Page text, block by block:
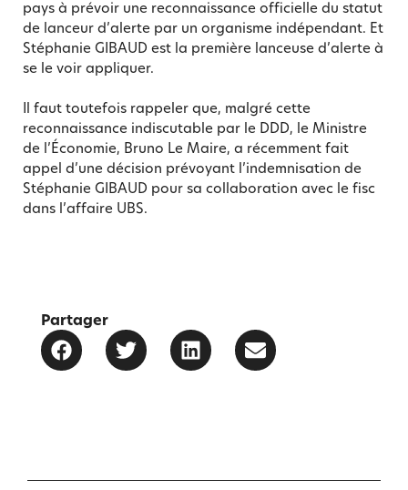
pays à prévoir une reconnaissance officielle du statut
de lanceur d’alerte par un organisme indépendant. Et
Stéphanie GIBAUD est la première lanceuse d’alerte à
se le voir appliquer.
Il faut toutefois rappeler que, malgré cette
reconnaissance indiscutable par le DDD, le Ministre
de l’Économie, Bruno Le Maire, a récemment fait
appel d’une décision prévoyant l’indemnisation de
Stéphanie GIBAUD pour sa collaboration avec le fisc
dans l’affaire UBS.
Partager